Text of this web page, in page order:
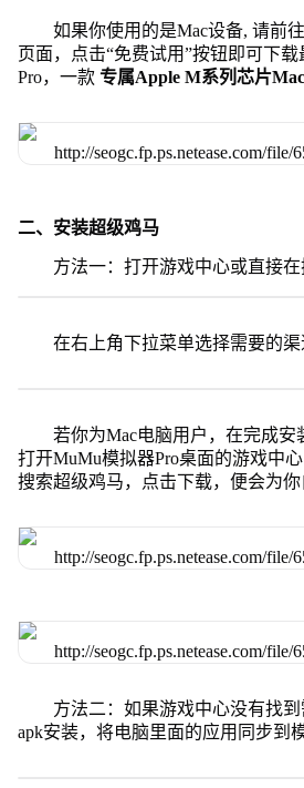
如果你使用的是Mac设备, 请前
页面，点击“免费试用”按钮即可下
Pro，一款 专属Apple M系列芯片
二、安装超级鸡马
方法一：打开游戏中心或直接在
在右上角下拉菜单选择需要的渠
若你为Mac电脑用户，在完成安
打开MuMu模拟器Pro桌面的游戏中
搜索超级鸡马，点击下载，便会为你
方法二：如果游戏中心没有找
apk安装，将电脑里面的应用同步到